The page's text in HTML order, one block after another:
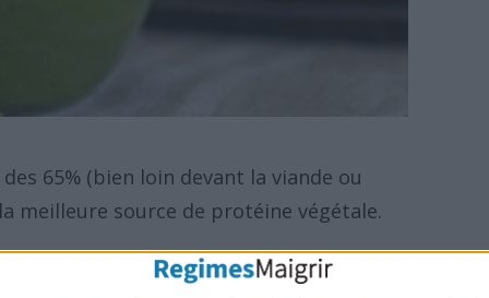
65% (bien loin devant la viande ou
meilleure source de protéine végétale.
d'acides aminés, ce qui en fait un